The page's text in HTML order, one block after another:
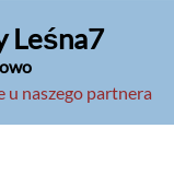
Leśna7
u naszego partnera